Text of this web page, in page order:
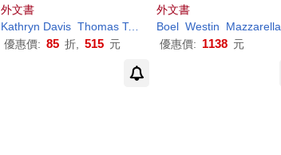
外文書
Kathryn Davis Thomas Teal Tove Jansson
優惠價: 85 折, 515 元
外文書
Boel Westin Mazzarella
優惠價: 1138 元